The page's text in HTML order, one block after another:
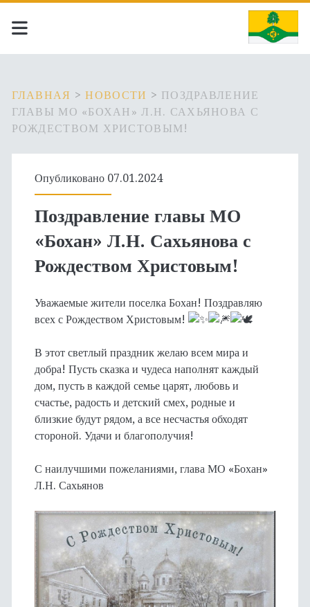
ГЛАВНАЯ >НОВОСТИ > ПОЗДРАВЛЕНИЕ
ГЛАВЫ МО «БОХАН» Л.Н. САХЬЯНОВА С
РОЖДЕСТВОМ ХРИСТОВЫМ!
Опубликовано 07.01.2024
Поздравление главы МО
«Бохан» Л.Н. Сахьянова с
Рождеством Христовым!
Уважаемые жители поселка Бохан! Поздравляю
всех с Рождеством Христовым!
В этот светлый праздник желаю всем мира и
добра! Пусть сказка и чудеса наполнят каждый
дом, пусть в каждой семье царят, любовь и
счастье, радость и детский смех, родные и
близкие будут рядом, а все несчастья обходят
стороной. Удачи и благополучия!
С наилучшими пожеланиями, глава МО «Бохан»
Л.Н. Сахьянов